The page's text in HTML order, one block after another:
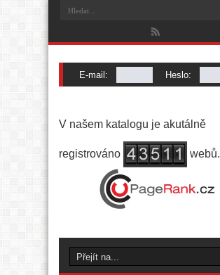
E-mail: Heslo:
V našem katalogu je akutálně
registrováno webů.